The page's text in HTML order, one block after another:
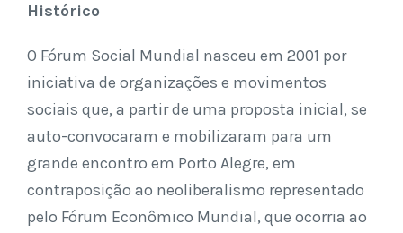
Histórico
O Fórum Social Mundial nasceu em 2001 por
iniciativa de organizações e movimentos
sociais que, a partir de uma proposta inicial, se
auto-convocaram e mobilizaram para um
grande encontro em Porto Alegre, em
contraposição ao neoliberalismo representado
pelo Fórum Econômico Mundial, que ocorria ao